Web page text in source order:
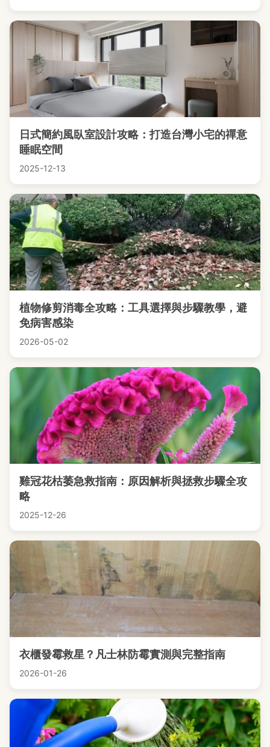
日式簡約風臥室設計攻略：打造台灣小宅的禪意
睡眠空間
2025-12-13
植物修剪消毒全攻略：工具選擇與步驟教學，避
免病害感染
2026-05-02
雞冠花枯萎急救指南：原因解析與拯救步驟全攻
略
2025-12-26
衣櫃發霉救星？凡士林防霉實測與完整指南
2026-01-26